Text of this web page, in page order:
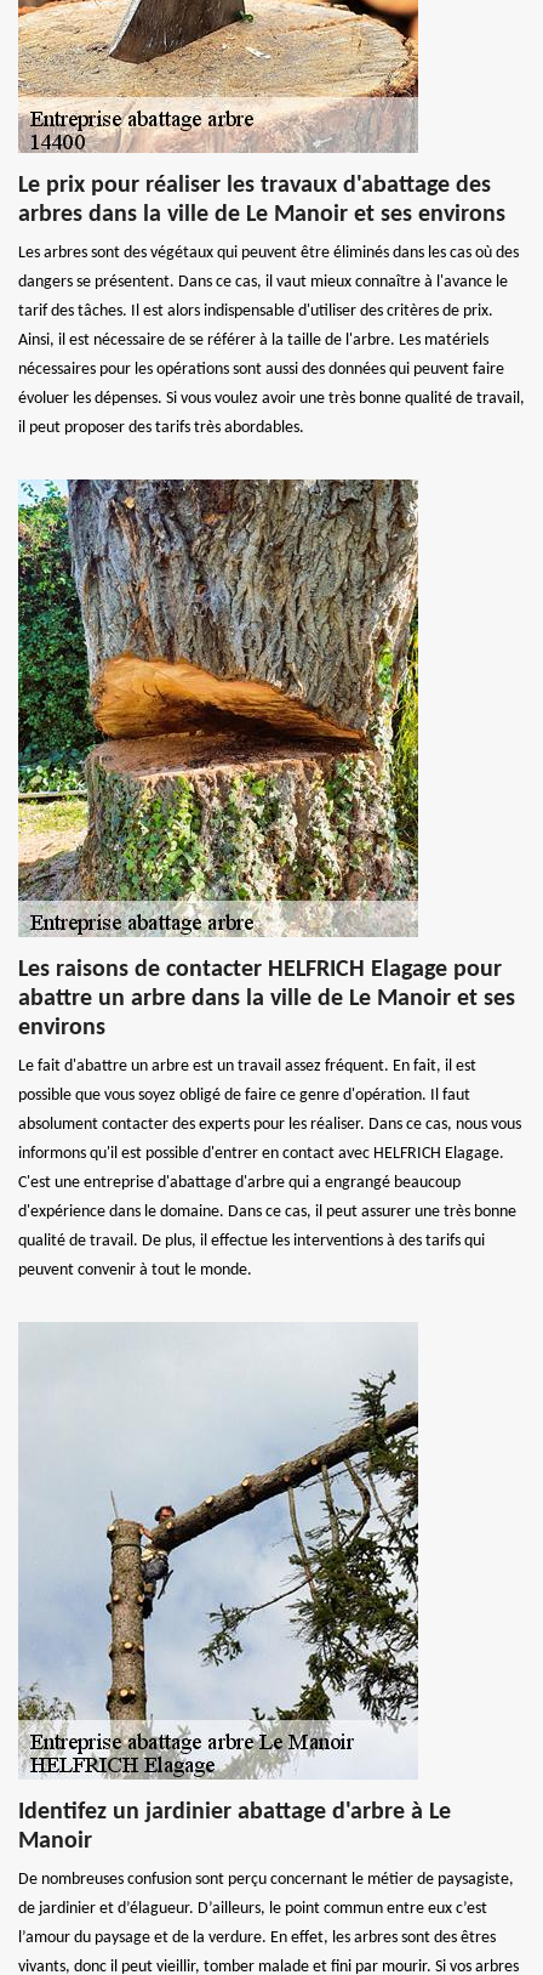
Le prix pour réaliser les travaux d'abattage des
arbres dans la ville de Le Manoir et ses environs
Les arbres sont des végétaux qui peuvent être éliminés dans les cas où des
dangers se présentent. Dans ce cas, il vaut mieux connaître à l'avance le
tarif des tâches. Il est alors indispensable d'utiliser des critères de prix.
Ainsi, il est nécessaire de se référer à la taille de l'arbre. Les matériels
nécessaires pour les opérations sont aussi des données qui peuvent faire
évoluer les dépenses. Si vous voulez avoir une très bonne qualité de travail,
il peut proposer des tarifs très abordables.
Les raisons de contacter HELFRICH Elagage pour
abattre un arbre dans la ville de Le Manoir et ses
environs
Le fait d'abattre un arbre est un travail assez fréquent. En fait, il est
possible que vous soyez obligé de faire ce genre d'opération. Il faut
absolument contacter des experts pour les réaliser. Dans ce cas, nous vous
informons qu'il est possible d'entrer en contact avec HELFRICH Elagage.
C'est une entreprise d'abattage d'arbre qui a engrangé beaucoup
d'expérience dans le domaine. Dans ce cas, il peut assurer une très bonne
qualité de travail. De plus, il effectue les interventions à des tarifs qui
peuvent convenir à tout le monde.
Identifez un jardinier abattage d'arbre à Le
Manoir
De nombreuses confusion sont perçu concernant le métier de paysagiste,
de jardinier et d’élagueur. D’ailleurs, le point commun entre eux c’est
l’amour du paysage et de la verdure. En effet, les arbres sont des êtres
vivants, donc il peut vieillir, tomber malade et fini par mourir. Si vos arbres